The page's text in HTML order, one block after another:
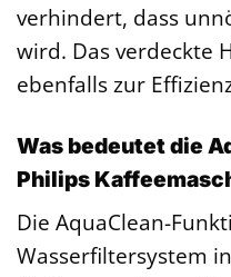
verhindert, dass
wird. Das verdeckte
ebenfalls zur
Was bedeutet die
Philips
Die AquaClean-
Wasserfiltersystem